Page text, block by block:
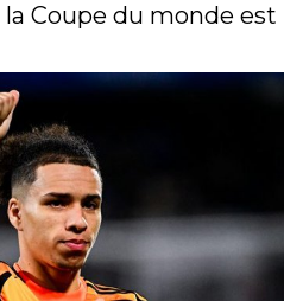
la Coupe du monde est